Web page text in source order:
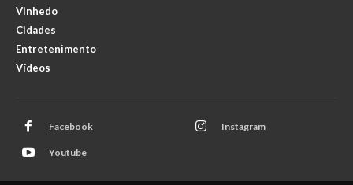
Vinhedo
Cidades
Entretenimento
Vídeos
Facebook Instagram
Youtube